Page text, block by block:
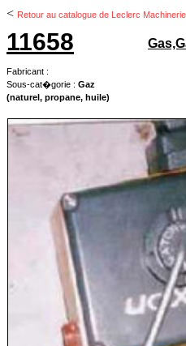
< Retour au catalogue de Leclerc
11658
Fabricant :
Sous-cat�gorie : Gaz
(naturel, propane, huile)